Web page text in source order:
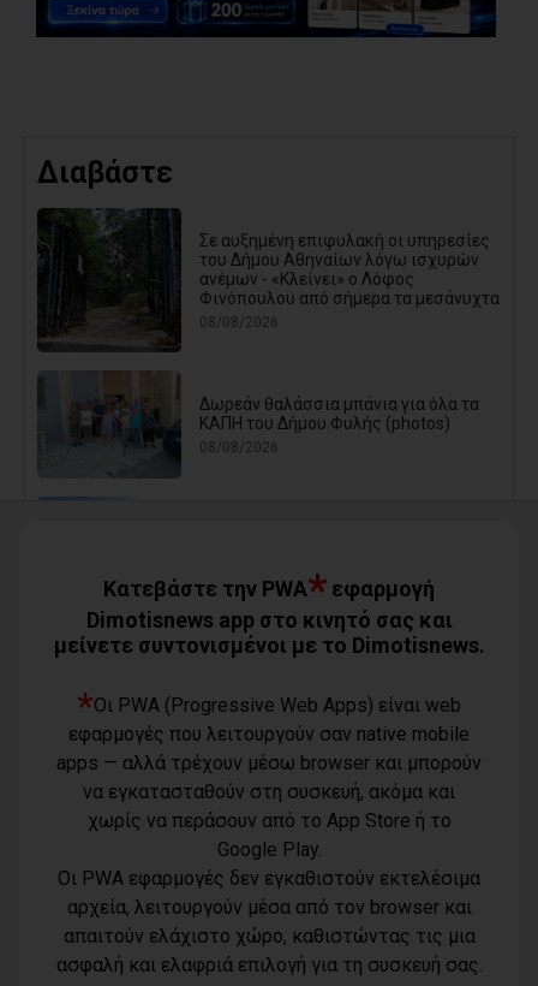
Διαβάστε
Σε αυξημένη επιφυλακή οι υπηρεσίες
του Δήμου Αθηναίων λόγω ισχυρών
ανέμων - «Κλείνει» ο Λόφος
Φινόπουλου από σήμερα τα μεσάνυχτα
08/08/2026
Δωρεάν θαλάσσια μπάνια για όλα τα
ΚΑΠΗ του Δήμου Φυλής (photos)
08/08/2026
Χαρδαλιάς: «Καμία ανεμογεννήτρια σε
08/08/2026
Με τη συνδρομή του Δήμου Αθηναίων
βελτιώθηκε ο περιβάλλων χώρος της
Εθνικής Βιβλιοθήκης
08/08/2026
Μπουρνούς: «Σχέδια Πόλης: Οι
ευθύνες της διοίκησης Τσεβά στον
Όροι χρήσης
Πολιτική
Τηλέφωνο
Κατεβάστε την PWA* εφαρμογή
Dimotisnews app στο κινητό σας και
μείνετε συντονισμένοι με το Dimotisnews.
*Οι PWA (Progressive Web Apps) είναι web
εφαρμογές που λειτουργούν σαν native mobile
apps — αλλά τρέχουν μέσω browser και μπορούν
να εγκατασταθούν στη συσκευή, ακόμα και
χωρίς να περάσουν από το App Store ή το
Google Play.
Οι PWA εφαρμογές δεν εγκαθιστούν εκτελέσιμα
αρχεία, λειτουργούν μέσα από τον browser και
απαιτούν ελάχιστο χώρο, καθιστώντας τις μια
ασφαλή και ελαφριά επιλογή για τη συσκευή σας.